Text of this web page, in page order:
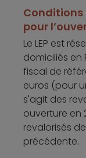
Compte
épargne
Revolut
Livret Zesto
Livret
Conditions
pour
Le LEP est
domiciliés en
fiscal de
euros (pour
s'agit des
ouverture en
revalorisés
précédente.